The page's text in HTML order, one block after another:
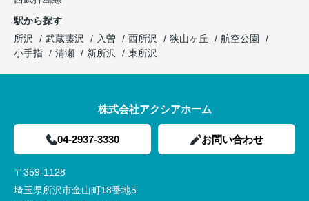
駅から探す
所沢
武蔵藤沢 入曽 西所沢 狭山ヶ丘
航空公園
小手指
清瀬 新所沢 東所沢
株式会社アクシアホーム
04-2937-3330 お問い合わせ
〒359-1128
埼玉県所沢市金山町18番地5